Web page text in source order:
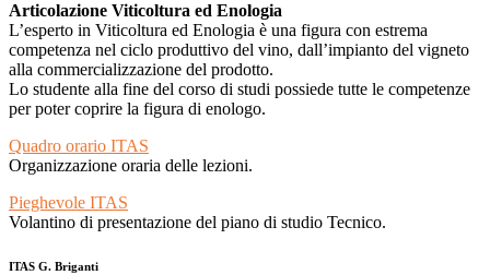
Articolazione Viticoltura ed Enologia
L’esperto in Viticoltura ed Enologia è una figura con estrema
competenza nel ciclo produttivo del vino, dall’impianto del vigneto
alla commercializzazione del prodotto.
Lo studente alla fine del corso di studi possiede tutte le competenze
per poter coprire la figura di enologo.
Quadro orario ITAS
Organizzazione oraria delle lezioni.
Pieghevole ITAS
Volantino di presentazione del piano di studio Tecnico.
ITAS G. Briganti